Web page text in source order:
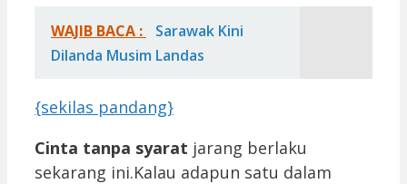
WAJIB BACA :
Sarawak Kini
Dilanda Musim Landas
{sekilas pandang}
Cinta tanpa syarat jarang berlaku
sekarang ini.Kalau adapun satu dalam